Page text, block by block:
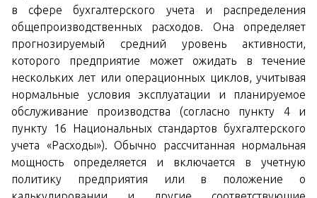
в сфере бухгалтерского учета и распределения
общепроизводственных расходов. Она определяет
прогнозируемый средний уровень активности,
которого предприятие может ожидать в течение
нескольких лет или операционных циклов, учитывая
нормальные условия эксплуатации и планируемое
обслуживание производства (согласно пункту 4 и
пункту 16 Национальных стандартов бухгалтерского
учета «Расходы»). Обычно рассчитанная нормальная
мощность определяется и включается в учетную
политику предприятия или в положение о